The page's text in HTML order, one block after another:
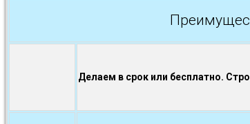
Делаем в срок или бесплатно.